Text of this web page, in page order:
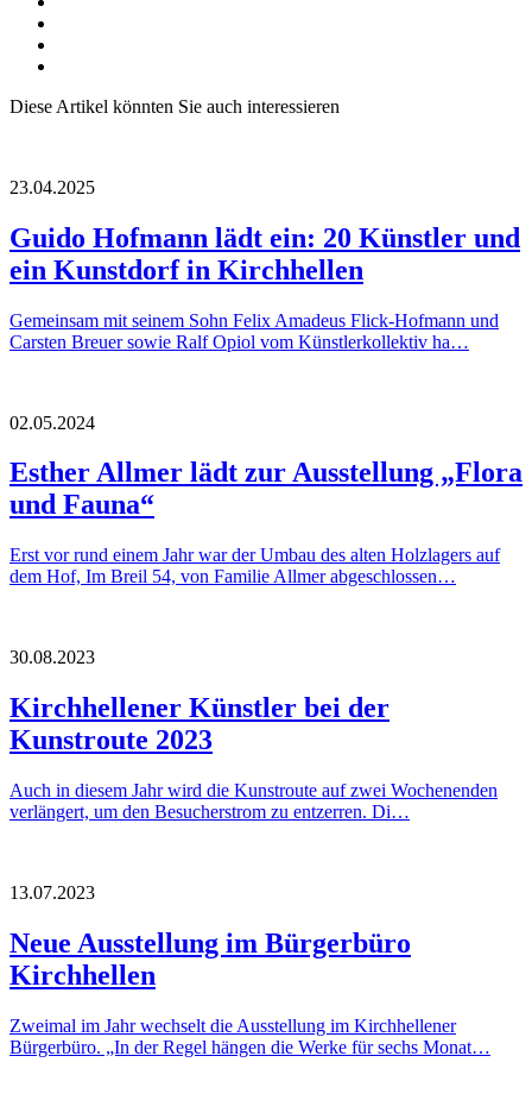
Diese Artikel könnten Sie auch interessieren
23.04.2025
Guido Hofmann lädt ein: 20 Künstler und
ein Kunstdorf in Kirchhellen
Gemeinsam mit seinem Sohn Felix Amadeus Flick-Hofmann und
Carsten Breuer sowie Ralf Opiol vom Künstlerkollektiv ha…
02.05.2024
Esther Allmer lädt zur Ausstellung „Flora
und Fauna“
Erst vor rund einem Jahr war der Umbau des alten Holzlagers auf
dem Hof, Im Breil 54, von Familie Allmer abgeschlossen…
30.08.2023
Kirchhellener Künstler bei der
Kunstroute 2023
Auch in diesem Jahr wird die Kunstroute auf zwei Wochenenden
verlängert, um den Besucherstrom zu entzerren. Di…
13.07.2023
Neue Ausstellung im Bürgerbüro
Kirchhellen
Zweimal im Jahr wechselt die Ausstellung im Kirchhellener
Bürgerbüro. „In der Regel hängen die Werke für sechs Monat…